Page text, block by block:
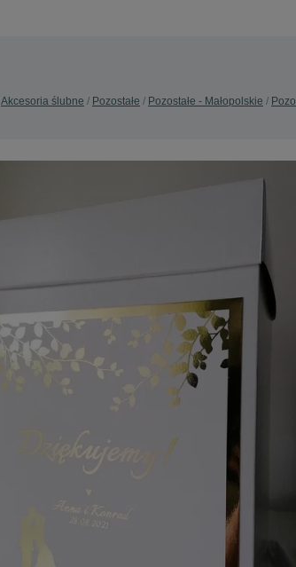
Akcesoria ślubne Pozostałe Pozostałe - Małopolskie